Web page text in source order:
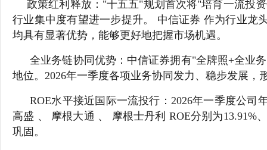
政策红利释放："十五五"规划首次将"培育一流投
行业集中度有望进一步提升。 中信证券 作为行业龙
均具有显著优势，能够更好地把握市场机遇。
全业务链协同优势：中信证券拥有"全牌照+全业
地位。2026年一季度各项业务协同发力、稳步发展
ROE水平接近国际一流投行：2026年一季度公司
高盛 、 摩根大通 、 摩根士丹利 ROE分别为13.91%
巩固。